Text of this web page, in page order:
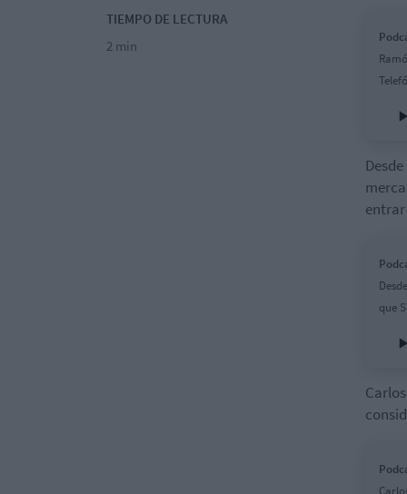
TIEMPO DE LECTURA
2 min
Desde
entrar
que